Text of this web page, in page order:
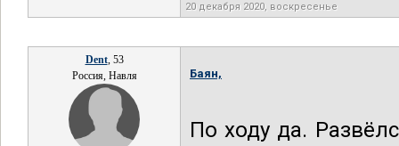
20 декабря 2020, воскресенье
Dent, 53
Россия, Навля
Баян,
По ходу да.